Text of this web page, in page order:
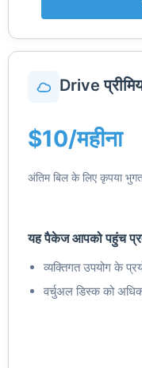
Drive
$10/महीना
अंतिम बिल के लिए कृपया
यह पैकेज आपको पहुंच
व्यक्तिगत उपयोग के
वर्चुअल डिस्क को